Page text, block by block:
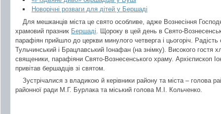
Новорічні розваги для дітей у Бершаді
Для мешканців міста це свято особливе, адже Вознесіння
храмовий празник Бершаді . Щороку в цей день в Свято-
парафіян прийшло до церкви минулого четверга і цьогоріч.
Тульчинський і Брацлавський Іонафан (на знімку). Високого гостя
священики, парафіяни Свято-Вознесенського храму. Архієпископ
привітав бершадців зі святом.
Зустрічалися з владикою й керівники району та міста – голова
районної ради М.Г. Бурлака та міський голова М.І. Кольченко.